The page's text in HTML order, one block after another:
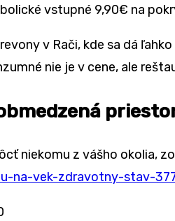
vstupné 9,90€ na
v Rači, kde sa dá
nie je v cene, ale
niekomu z vášho okolia,
na-vek-zdravotny-stav-